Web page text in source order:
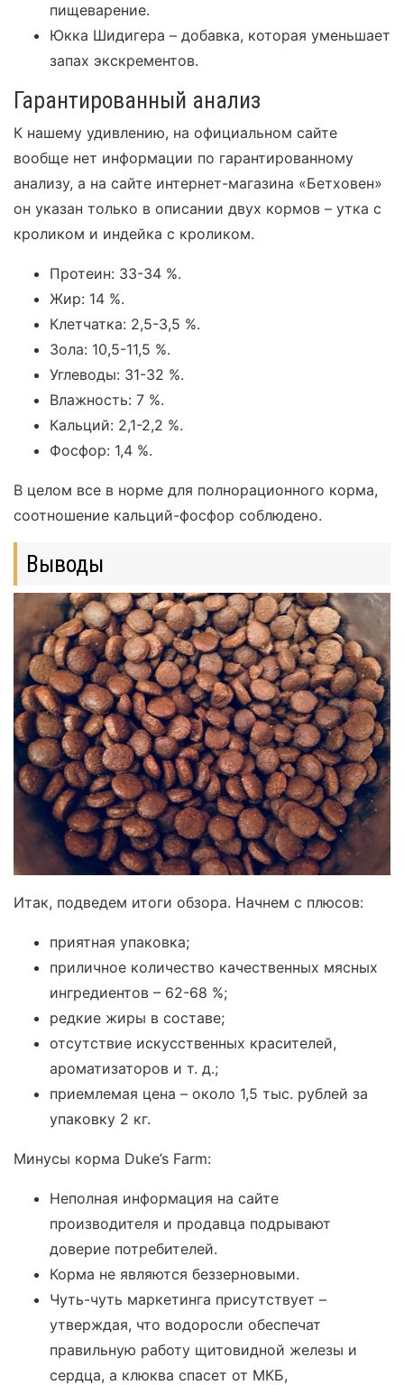
пищеварение.
Юкка Шидигера – добавка, которая уменьшает
запах экскрементов.
Гарантированный анализ
К нашему удивлению, на официальном сайте
вообще нет информации по гарантированному
анализу, а на сайте интернет-магазина «Бетховен»
он указан только в описании двух кормов – утка с
кроликом и индейка с кроликом.
Протеин: 33-34 %.
Жир: 14 %.
Клетчатка: 2,5-3,5 %.
Зола: 10,5-11,5 %.
Углеводы: 31-32 %.
Влажность: 7 %.
Кальций: 2,1-2,2 %.
Фосфор: 1,4 %.
В целом все в норме для полнорационного корма,
соотношение кальций-фосфор соблюдено.
Выводы
Итак, подведем итоги обзора. Начнем с плюсов:
приятная упаковка;
приличное количество качественных мясных
ингредиентов – 62-68 %;
редкие жиры в составе;
отсутствие искусственных красителей,
ароматизаторов и т. д.;
приемлемая цена – около 1,5 тыс. рублей за
упаковку 2 кг.
Минусы корма Duke’s Farm:
Неполная информация на сайте
производителя и продавца подрывают
доверие потребителей.
Корма не являются беззерновыми.
Чуть-чуть маркетинга присутствует –
утверждая, что водоросли обеспечат
правильную работу щитовидной железы и
сердца, а клюква спасет от МКБ,